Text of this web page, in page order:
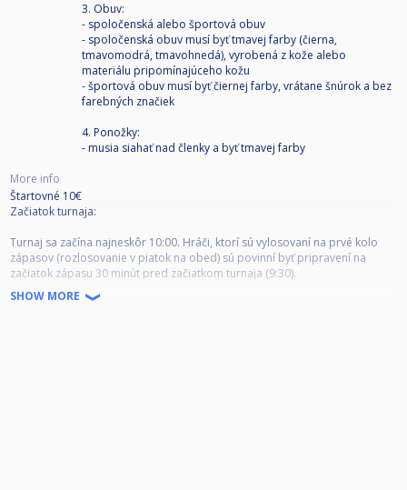
3. Obuv:
- spoločenská alebo športová obuv
- spoločenská obuv musí byť tmavej farby (čierna,
tmavomodrá, tmavohnedá), vyrobená z kože alebo
materiálu pripomínajúceho kožu
- športová obuv musí byť čiernej farby, vrátane šnúrok a bez
farebných značiek
4. Ponožky:
- musia siahať nad členky a byť tmavej farby
More info
Štartovné 10€
Začiatok turnaja:
Turnaj sa začína najneskôr 10:00. Hráči, ktorí sú vylosovaní na prvé kolo
zápasov (rozlosovanie v piatok na obed) sú povinní byť pripravení na
začiatok zápasu 30 minút pred začiatkom turnaja (9:30).
Príchod na zápas:
SHOW MORE